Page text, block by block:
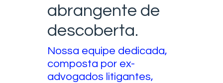
abrangente de
descoberta.
Nossa equipe dedicada,
composta por ex-
advogados litigantes,